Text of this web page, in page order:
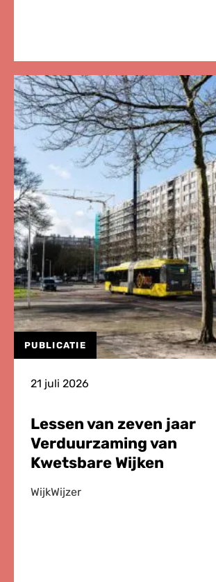
meer
over
Herziene
Onderzoeksagenda
Leefbaarheid
en
Veiligheid
2026
PUBLICATIE
21 juli 2026
Lessen van zeven jaar
Verduurzaming van
Kwetsbare Wijken
WijkWijzer